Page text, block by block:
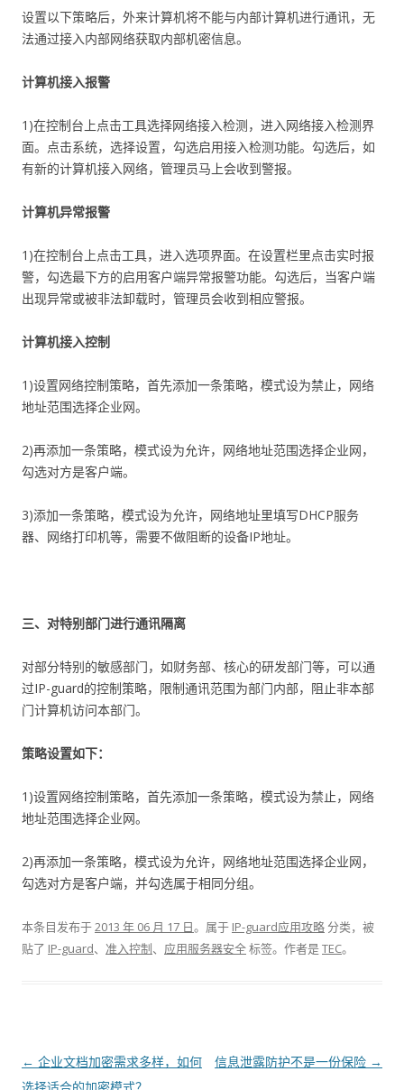
设置以下策略后，外来计算机将不能与内部计算机进行通讯，无
法通过接入内部网络获取内部机密信息。
计算机接入报警
1)在控制台上点击工具选择网络接入检测，进入网络接入检测界
面。点击系统，选择设置，勾选启用接入检测功能。勾选后，如
有新的计算机接入网络，管理员马上会收到警报。
计算机异常报警
1)在控制台上点击工具，进入选项界面。在设置栏里点击实时报
警，勾选最下方的启用客户端异常报警功能。勾选后，当客户端
出现异常或被非法卸载时，管理员会收到相应警报。
计算机接入控制
1)设置网络控制策略，首先添加一条策略，模式设为禁止，网络
地址范围选择企业网。
2)再添加一条策略，模式设为允许，网络地址范围选择企业网，
勾选对方是客户端。
3)添加一条策略，模式设为允许，网络地址里填写DHCP服务
器、网络打印机等，需要不做阻断的设备IP地址。
三、对特别部门进行通讯隔离
对部分特别的敏感部门，如财务部、核心的研发部门等，可以通
过IP-guard的控制策略，限制通讯范围为部门内部，阻止非本部
门计算机访问本部门。
策略设置如下：
1)设置网络控制策略，首先添加一条策略，模式设为禁止，网络
地址范围选择企业网。
2)再添加一条策略，模式设为允许，网络地址范围选择企业网，
勾选对方是客户端，并勾选属于相同分组。
本条目发布于2013 年 06 月 17 日。属于 IP-guard应用攻略分类，被
贴了 IP-guard、 准入控制、 应用服务器安全标签。 作者是TEC。
文章导航
← 企业文档加密需求多样，如何
信息泄露防护不是一份保险 →